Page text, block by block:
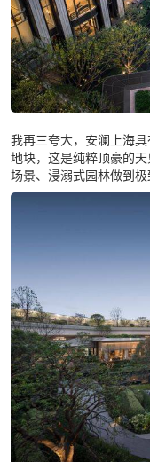
我再三夸大，安澜上海
地块，这是纯粹顶豪的
场景、浸溺式园林做到极